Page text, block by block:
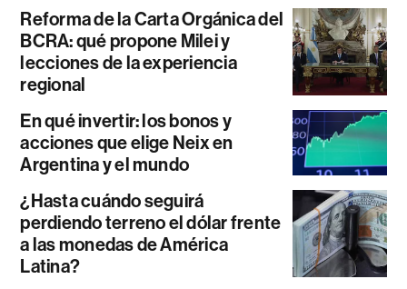
Reforma de la Carta Orgánica del
BCRA: qué propone Milei y
lecciones de la experiencia
regional
En qué invertir: los bonos y
acciones que elige Neix en
Argentina y el mundo
¿Hasta cuándo seguirá
perdiendo terreno el dólar frente
a las monedas de América
Latina?